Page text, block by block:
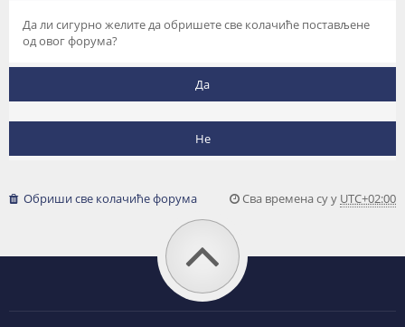
Да ли сигурно желите да обришете све колачиће постављене
од овог форума?
Обриши све колачиће форума Сва времена су у UTC+02:00